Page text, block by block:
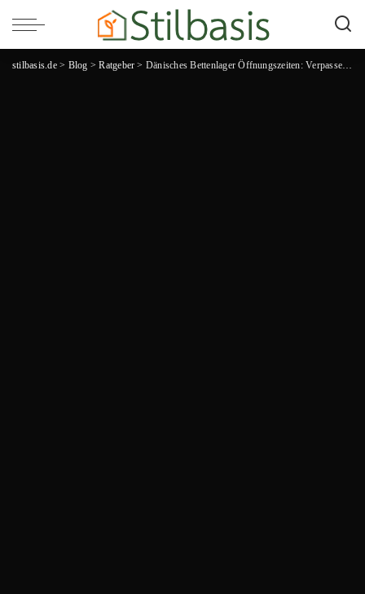
stilbasis.de> Blog >Ratgeber > Dänisches Bettenlager Öffnungszeiten: Verpassen Sie nie wieder die besten Schnäppchen!